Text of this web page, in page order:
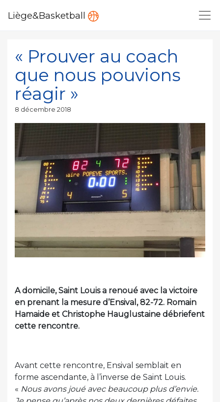
Liège&Basketball
« Prouver au coach
que nous pouvions
réagir »
Publié
8 décembre 2018
A domicile, Saint Louis a renoué avec la victoire
en prenant la mesure d’Ensival, 82-72. Romain
Hamaide et Christophe Hauglustaine débriefent
cette rencontre.
Avant cette rencontre, Ensival semblait en
forme ascendante, à l’inverse de Saint Louis.
« Nous avons joué avec beaucoup plus d’envie.